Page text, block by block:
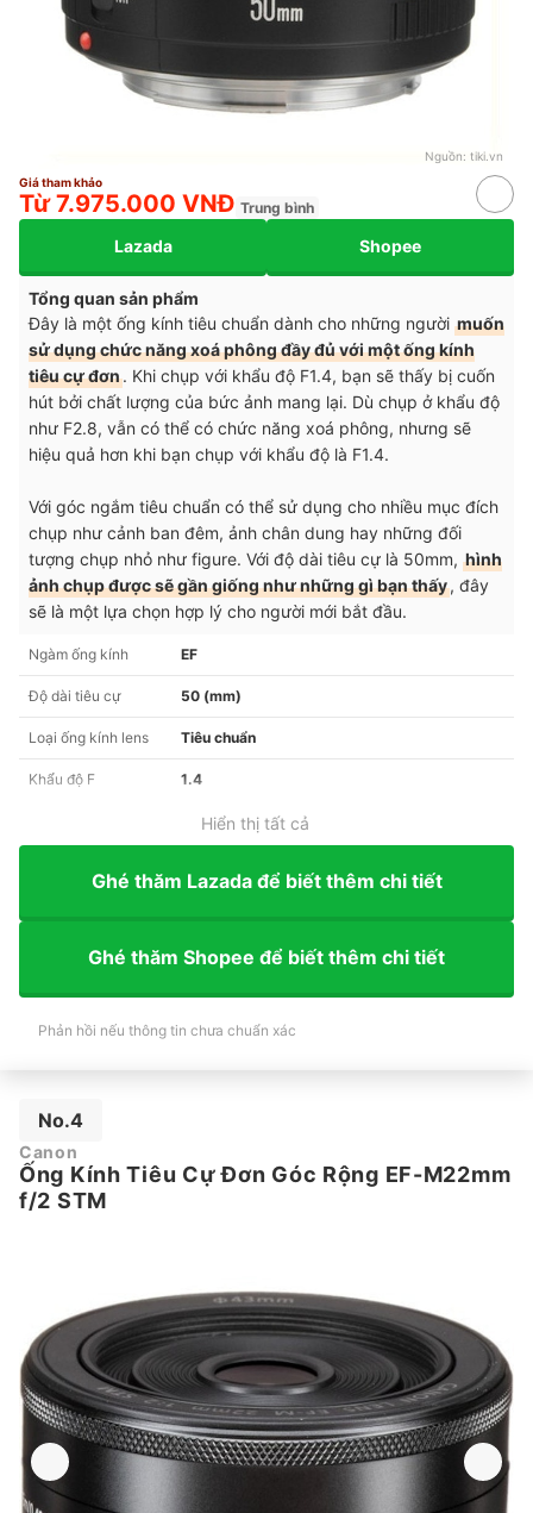
Nguồn: tiki.vn
Giá tham khảo
Từ 7.975.000 VNĐ Trung bình
Lazada Shopee
Tổng quan sản phẩm
Đây là một ống kính tiêu chuẩn dành cho những người muốn
sử dụng chức năng xoá phông đầy đủ với một ống kính
tiêu cự đơn. Khi chụp với khẩu độ F1.4, bạn sẽ thấy bị cuốn
hút bởi chất lượng của bức ảnh mang lại. Dù chụp ở khẩu độ
như F2.8, vẫn có thể có chức năng xoá phông, nhưng sẽ
hiệu quả hơn khi bạn chụp với khẩu độ là F1.4.
Với góc ngắm tiêu chuẩn có thể sử dụng cho nhiều mục đích
chụp như cảnh ban đêm, ảnh chân dung hay những đối
tượng chụp nhỏ như figure. Với độ dài tiêu cự là 50mm, hình
ảnh chụp được sẽ gần giống như những gì bạn thấy, đây
sẽ là một lựa chọn hợp lý cho người mới bắt đầu.
Ngàm ống kính EF
Độ dài tiêu cự 50 (mm)
Loại ống kính lens Tiêu chuẩn
Khẩu độ F 1.4
Hiển thị tất cả
Ghé thăm Lazada để biết thêm chi tiết
Ghé thăm Shopee để biết thêm chi tiết
Phản hồi nếu thông tin chưa chuẩn xác
No.4
Canon
Ống Kính Tiêu Cự Đơn Góc Rộng EF-M22mm
f/2 STM